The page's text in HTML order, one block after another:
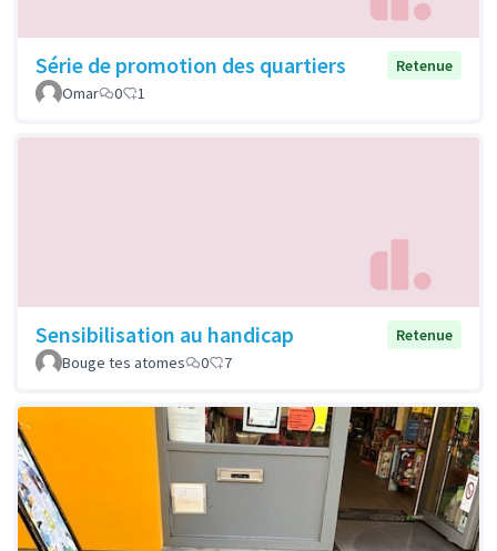
Série de promotion des quartiers
Retenue
Omar
0 1
Sensibilisation au handicap
Retenue
Bouge tes atomes
0 7